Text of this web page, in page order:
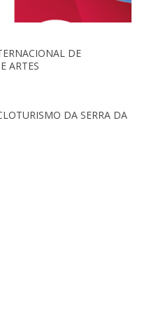
DE
ARTES
DA SERRA DA